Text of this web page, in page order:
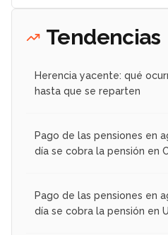
Tendencias
Herencia yacente: qué
hasta que se reparten
Pago de las pensiones en
día se cobra la pensión en
Pago de las pensiones en
día se cobra la pensión en